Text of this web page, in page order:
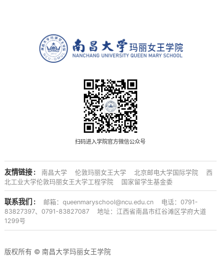
扫码进入学院官方微信公众号
友情链接 : 南昌大学 伦敦玛丽女王大学 北京邮电大学国际学院
西
北工业大学伦敦玛丽女王大学工程学院
国家留学生基金委
联系我们 : 邮箱：queenmaryschool@ncu.edu.cn
电话：0791-
83827397、0791-83827087
地址：江西省南昌市红谷滩区学府大道
1299号
版权所有 © 南昌大学玛丽女王学院